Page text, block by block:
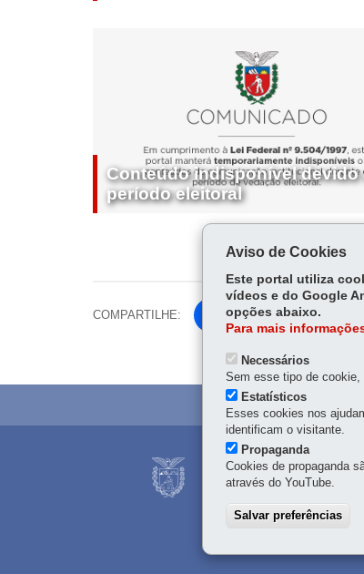
Conteúdo indisponível devido
período eleitoral
COMPARTILHE:
Fa
ce
bo
ok
itt
er
CORPO DE
41 3351-2000
Aviso de Cookies
Este portal utiliza
vídeos e do Google
opções abaixo.
Para mais
Necessários
Sem esse tipo de
Estatísticos
Esses cookies nos
identificam o visitante.
Propaganda
Cookies de propaganda
através do YouTube.
Salvar preferências